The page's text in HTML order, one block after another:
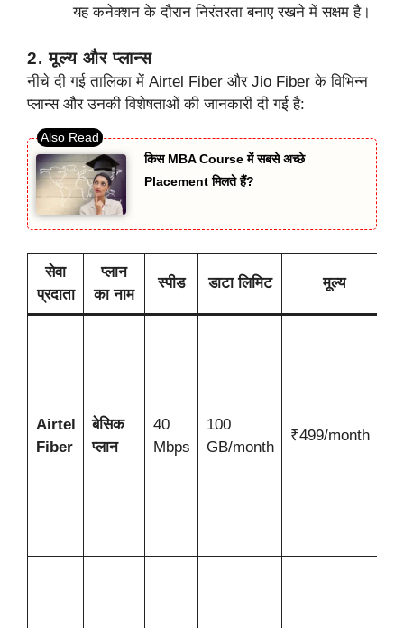
यह कनेक्शन के दौरान निरंतरता बनाए रखने में सक्षम है।
2.मूल्य और प्लान्स
नीचे दी गई तालिका में Airtel Fiber और Jio Fiber के विभिन्न
प्लान्स और उनकी विशेषताओं की जानकारी दी गई है:
किस MBA Course में सबसे अच्छे
Placement मिलते हैं?
सेवा
प्रदाता
प्लान
का नाम
स्पीड डाटा लिमिट मूल्य
Airtel
Fiber
बेसिक
प्लान
40
Mbps
100
GB/month
₹499/month